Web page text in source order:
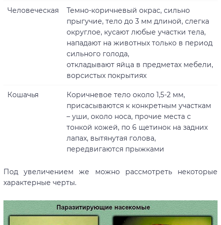
Человеческая
Темно-коричневый окрас, сильно
прыгучие, тело до 3 мм длиной, слегка
округлое, кусают любые участки тела,
нападают на животных только в период
сильного голода,
откладывают яйца в предметах мебели,
ворсистых покрытиях
Кошачья
Коричневое тело около 1,5-2 мм,
присасываются к конкретным участкам
– уши, около носа, прочие места с
тонкой кожей, по 6 щетинок на задних
лапах, вытянутая голова,
передвигаются прыжками
Под увеличением же можно рассмотреть некоторые
характерные черты.